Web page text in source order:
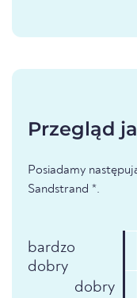
Przegląd
Posiadamy
Sandstrand *.
bardzo
dobry
dobry